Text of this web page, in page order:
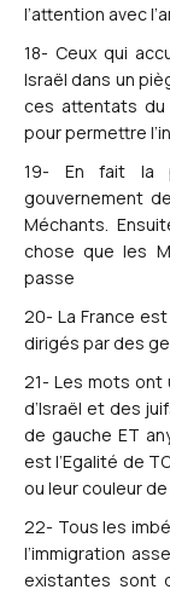
l’attention avec
18- Ceux qui
Israël dans un
ces attentats
pour permettre
19- En fait la
gouvernement
Méchants.
chose que les
passe
20- La France
dirigés par des
21- Les mots ont
d’Israël et des
de gauche ET
est l’Egalité de
ou leur couleur
22- Tous les
l’immigration
existantes sont